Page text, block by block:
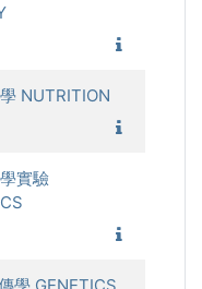
NUTRITION
實驗